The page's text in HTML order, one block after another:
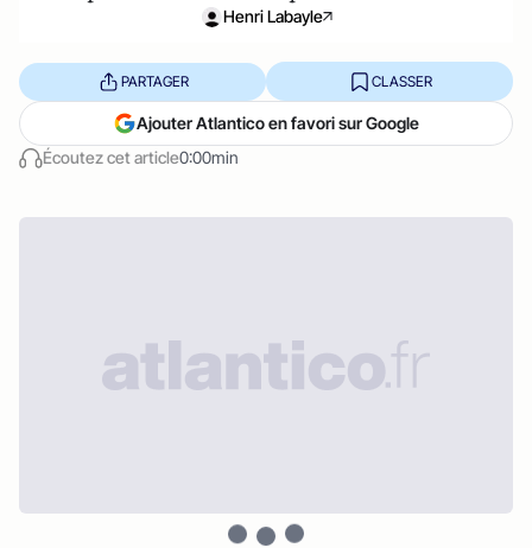
Henri Labayle
Écoutez cet article0:00min
PARTAGER CLASSER
Ajouter Atlantico en favori sur Google